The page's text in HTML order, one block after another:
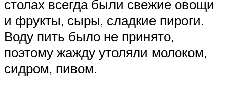
столах всегда были свежие овощи
и фрукты, сыры, сладкие пироги.
Воду пить было не принято,
поэтому жажду утоляли молоком,
сидром, пивом.